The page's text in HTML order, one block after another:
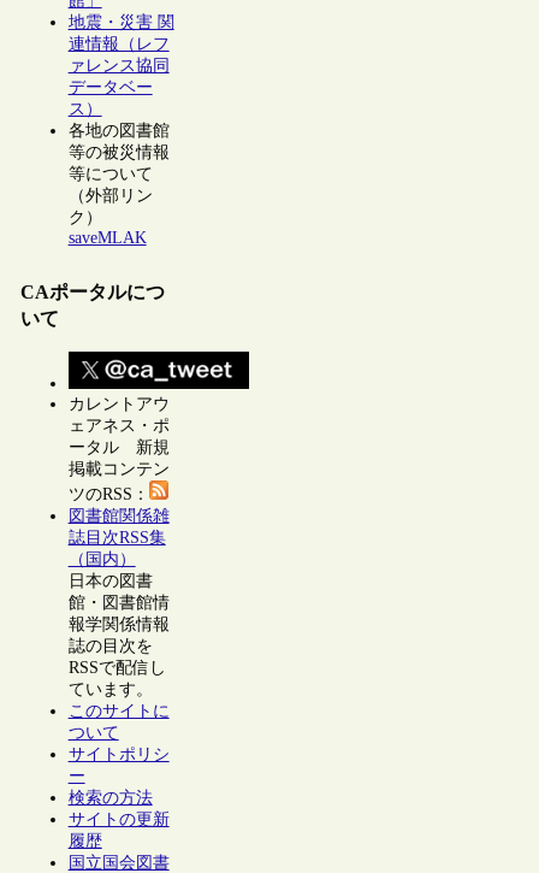
地震・災害 関
連情報（レフ
ァレンス協同
データベー
ス）
各地の図書館
等の被災情報
等について
（外部リン
ク）
saveMLAK
CAポータルにつ
いて
カレントアウ
ェアネス・ポ
ータル 新規
掲載コンテン
ツのRSS：
図書館関係雑
誌目次RSS集
（国内）
日本の図書
館・図書館情
報学関係情報
誌の目次を
RSSで配信し
ています。
このサイトに
ついて
サイトポリシ
ー
検索の方法
サイトの更新
履歴
国立国会図書